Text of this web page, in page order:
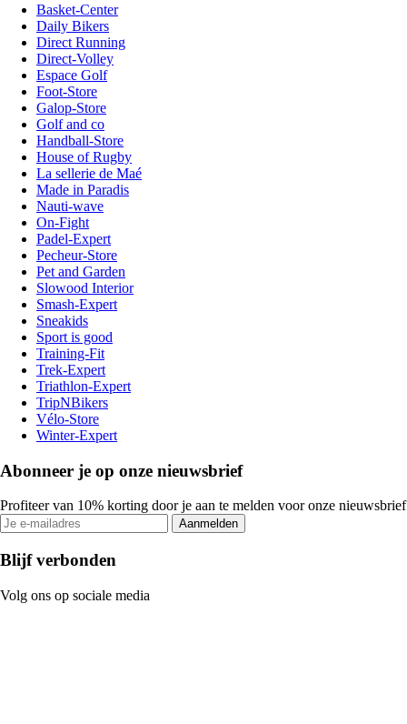
Basket-Center
Daily Bikers
Direct Running
Direct-Volley
Espace Golf
Foot-Store
Galop-Store
Golf and co
Handball-Store
House of Rugby
La sellerie de Maé
Made in Paradis
Nauti-wave
On-Fight
Padel-Expert
Pecheur-Store
Pet and Garden
Slowood Interior
Smash-Expert
Sneakids
Sport is good
Training-Fit
Trek-Expert
Triathlon-Expert
TripNBikers
Vélo-Store
Winter-Expert
Abonneer je op onze nieuwsbrief
Profiteer van 10% korting door je aan te melden voor onze nieuwsbrief
Aanmelden
Blijf verbonden
Volg ons op sociale media